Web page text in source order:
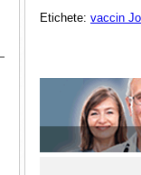
Etichete: vaccin